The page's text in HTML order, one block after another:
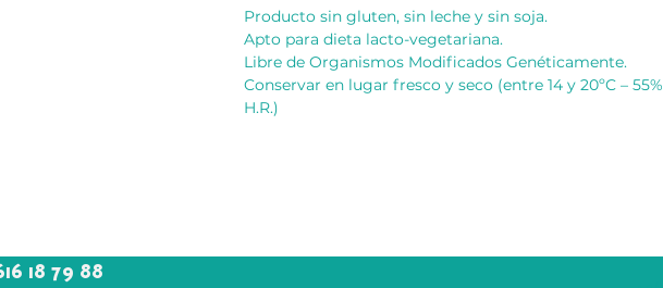
Producto sin gluten, sin leche y sin soja.
Apto para dieta lacto-vegetariana.
Libre de Organismos Modificados Genéticamente.
Conservar en lugar fresco y seco (entre 14 y 20ºC – 55%
H.R.)
18 79 88